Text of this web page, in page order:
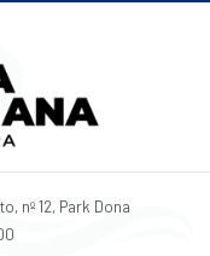
nº 12, Park Dona